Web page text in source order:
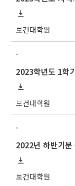
보건대학원
-
보건대학원
-
2022년 하반기분
보건대학원